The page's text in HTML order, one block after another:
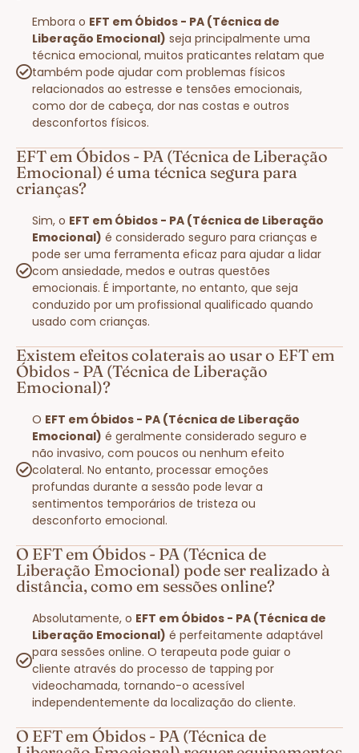
Embora o EFT em Óbidos - PA (Técnica de
Liberação Emocional) seja principalmente uma
técnica emocional, muitos praticantes relatam que
também pode ajudar com problemas físicos
relacionados ao estresse e tensões emocionais,
como dor de cabeça, dor nas costas e outros
desconfortos físicos.
EFT em Óbidos - PA (Técnica de Liberação
Emocional) é uma técnica segura para
crianças?
Sim, o EFT em Óbidos - PA (Técnica de Liberação
Emocional) é considerado seguro para crianças e
pode ser uma ferramenta eficaz para ajudar a lidar
com ansiedade, medos e outras questões
emocionais. É importante, no entanto, que seja
conduzido por um profissional qualificado quando
usado com crianças.
Existem efeitos colaterais ao usar o EFT em
Óbidos - PA (Técnica de Liberação
Emocional)?
O EFT em Óbidos - PA (Técnica de Liberação
Emocional) é geralmente considerado seguro e
não invasivo, com poucos ou nenhum efeito
colateral. No entanto, processar emoções
profundas durante a sessão pode levar a
sentimentos temporários de tristeza ou
desconforto emocional.
O EFT em Óbidos - PA (Técnica de
Liberação Emocional) pode ser realizado à
distância, como em sessões online?
Absolutamente, o EFT em Óbidos - PA (Técnica de
Liberação Emocional) é perfeitamente adaptável
para sessões online. O terapeuta pode guiar o
cliente através do processo de tapping por
videochamada, tornando-o acessível
independentemente da localização do cliente.
O EFT em Óbidos - PA (Técnica de